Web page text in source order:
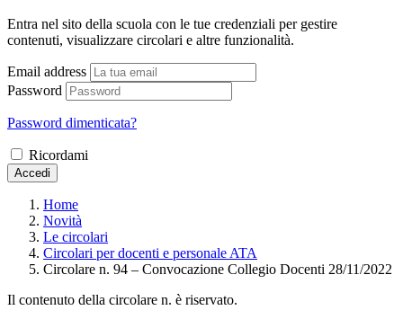
Entra nel sito della scuola con le tue credenziali per gestire
contenuti, visualizzare circolari e altre funzionalità.
Email address
Password
Password dimenticata?
Ricordami
Accedi
Home
Novità
Le circolari
Circolari per docenti e personale ATA
Circolare n. 94 – Convocazione Collegio Docenti 28/11/2022
Il contenuto della circolare n. è riservato.